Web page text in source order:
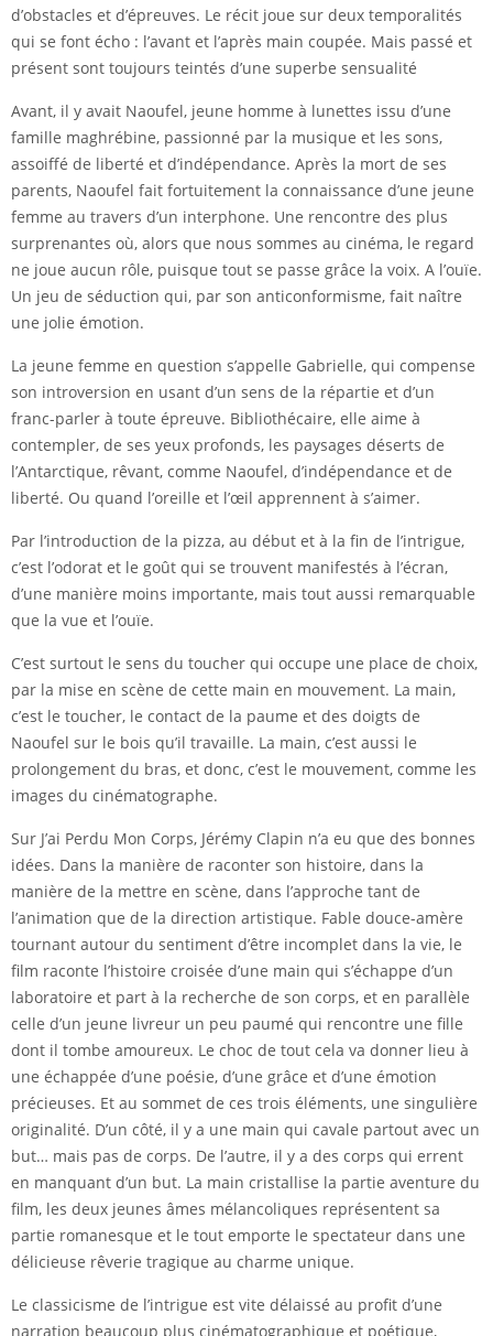
d’obstacles et d’épreuves. Le récit joue sur deux temporalités
qui se font écho : l’avant et l’après main coupée. Mais passé et
présent sont toujours teintés d’une superbe sensualité
Avant, il y avait Naoufel, jeune homme à lunettes issu d’une
famille maghrébine, passionné par la musique et les sons,
assoiffé de liberté et d’indépendance. Après la mort de ses
parents, Naoufel fait fortuitement la connaissance d’une jeune
femme au travers d’un interphone. Une rencontre des plus
surprenantes où, alors que nous sommes au cinéma, le regard
ne joue aucun rôle, puisque tout se passe grâce la voix. A l’ouïe.
Un jeu de séduction qui, par son anticonformisme, fait naître
une jolie émotion.
La jeune femme en question s’appelle Gabrielle, qui compense
son introversion en usant d’un sens de la répartie et d’un
franc-parler à toute épreuve. Bibliothécaire, elle aime à
contempler, de ses yeux profonds, les paysages déserts de
l’Antarctique, rêvant, comme Naoufel, d’indépendance et de
liberté. Ou quand l’oreille et l’œil apprennent à s’aimer.
Par l’introduction de la pizza, au début et à la fin de l’intrigue,
c’est l’odorat et le goût qui se trouvent manifestés à l’écran,
d’une manière moins importante, mais tout aussi remarquable
que la vue et l’ouïe.
C’est surtout le sens du toucher qui occupe une place de choix,
par la mise en scène de cette main en mouvement. La main,
c’est le toucher, le contact de la paume et des doigts de
Naoufel sur le bois qu’il travaille. La main, c’est aussi le
prolongement du bras, et donc, c’est le mouvement, comme les
images du cinématographe.
Sur J’ai Perdu Mon Corps, Jérémy Clapin n’a eu que des bonnes
idées. Dans la manière de raconter son histoire, dans la
manière de la mettre en scène, dans l’approche tant de
l’animation que de la direction artistique. Fable douce-amère
tournant autour du sentiment d’être incomplet dans la vie, le
film raconte l’histoire croisée d’une main qui s’échappe d’un
laboratoire et part à la recherche de son corps, et en parallèle
celle d’un jeune livreur un peu paumé qui rencontre une fille
dont il tombe amoureux. Le choc de tout cela va donner lieu à
une échappée d’une poésie, d’une grâce et d’une émotion
précieuses. Et au sommet de ces trois éléments, une singulière
originalité. D’un côté, il y a une main qui cavale partout avec un
but… mais pas de corps. De l’autre, il y a des corps qui errent
en manquant d’un but. La main cristallise la partie aventure du
film, les deux jeunes âmes mélancoliques représentent sa
partie romanesque et le tout emporte le spectateur dans une
délicieuse rêverie tragique au charme unique.
Le classicisme de l’intrigue est vite délaissé au profit d’une
narration beaucoup plus cinématographique et poétique,